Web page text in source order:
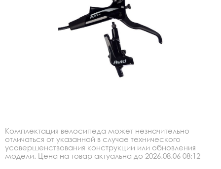
Комплектация велосипеда может незначительно
отличаться от указанной в случае технического
усовершенствования конструкции или обновления
модели. Цена на товар актуальна до 2026.08.06 08:12